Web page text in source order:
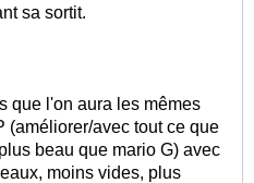
sa sortit.
que l'on aura les mêmes
(améliorer/avec tout ce que
beau que mario G) avec
moins vides, plus